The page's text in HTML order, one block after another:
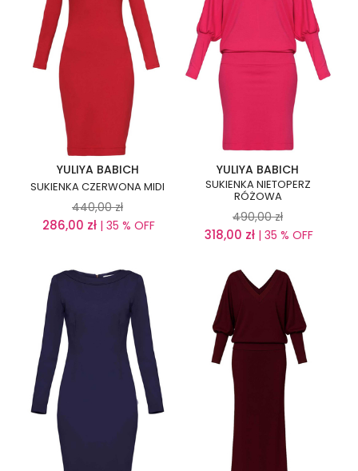
YULIYA BABICH
SUKIENKA CZERWONA MIDI
440,00 zł
286,00 zł | 35 % OFF
YULIYA BABICH
SUKIENKA NIETOPERZ
RÓŻOWA
490,00 zł
318,00 zł | 35 % OFF